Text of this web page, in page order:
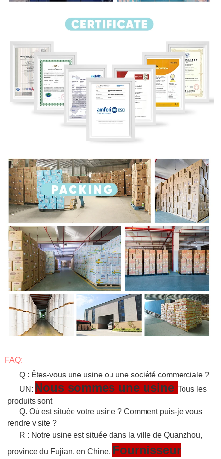
FAQ:
Q : Êtes-vous une usine ou une société commerciale ?
UN: Nous sommes une usine Tous les
produits sont
Q. Où est située votre usine ? Comment puis-je vous
rendre visite ?
R : Notre usine est située dans la ville de Quanzhou,
province du Fujian, en Chine. Fournisseur